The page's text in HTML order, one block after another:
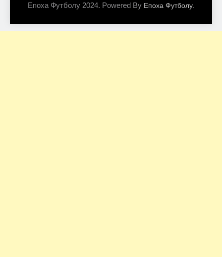
Епоха Футболу 2024. Powered By Епоха Футболу.